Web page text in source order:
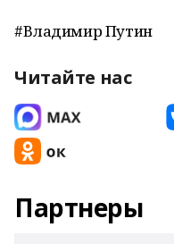
#Владимир Путин
Читайте нас
Партнеры